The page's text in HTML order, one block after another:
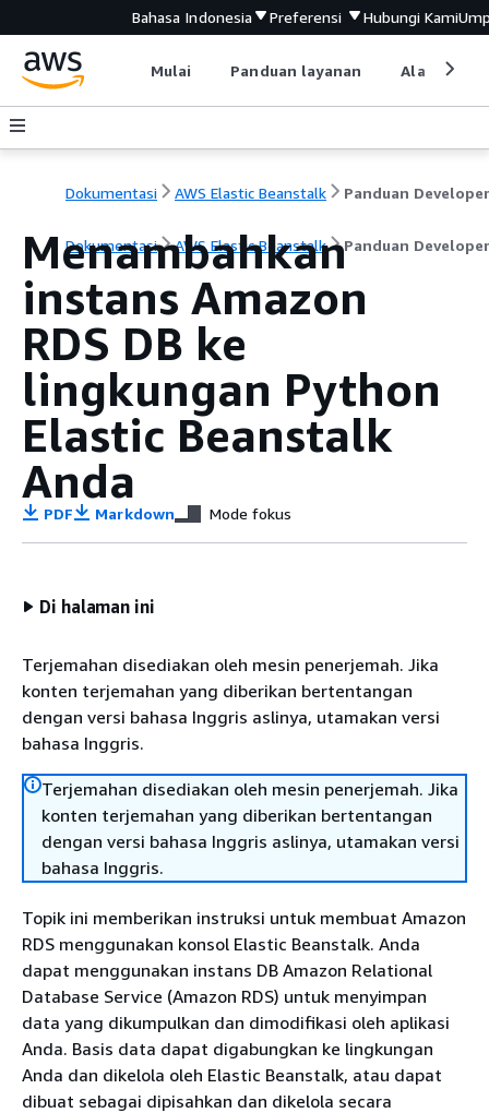
Bahasa Indonesia Preferensi Hubungi Kami
Mulai Panduan layanan Alat
Dokumentasi AWS Elastic Beanstalk Panduan Developer
Dokumentasi AWS Elastic Beanstalk Panduan Developer
Menambahkan
instans Amazon
RDS DB ke
lingkungan Python
Elastic Beanstalk
Anda
PDF Markdown Mode fokus
Di halaman ini
Terjemahan disediakan oleh mesin penerjemah. Jika
konten terjemahan yang diberikan bertentangan
dengan versi bahasa Inggris aslinya, utamakan versi
bahasa Inggris.
Terjemahan disediakan oleh mesin penerjemah. Jika
konten terjemahan yang diberikan bertentangan
dengan versi bahasa Inggris aslinya, utamakan versi
bahasa Inggris.
Topik ini memberikan instruksi untuk membuat Amazon
RDS menggunakan konsol Elastic Beanstalk. Anda
dapat menggunakan instans DB Amazon Relational
Database Service (Amazon RDS) untuk menyimpan
data yang dikumpulkan dan dimodifikasi oleh aplikasi
Anda. Basis data dapat digabungkan ke lingkungan
Anda dan dikelola oleh Elastic Beanstalk, atau dapat
dibuat sebagai dipisahkan dan dikelola secara